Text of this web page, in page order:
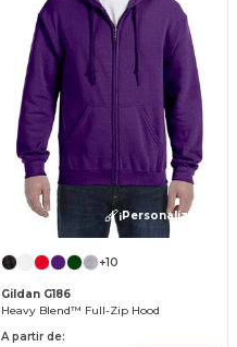
¡Personalízalo!
+10
Gildan G186
Heavy Blend™ Full-Zip Hood
A partir de: